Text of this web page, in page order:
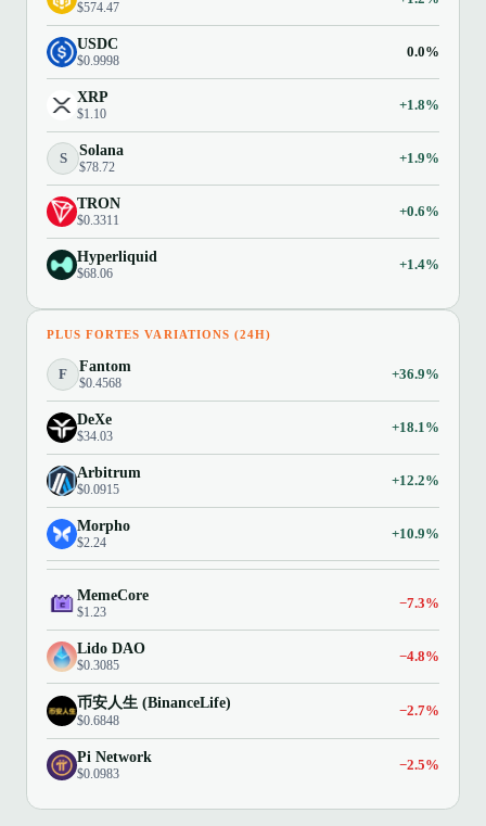
$574.47
USDC
$0.9998
0.0%
XRP
$1.10
+1.8%
S Solana
$78.72
+1.9%
TRON
$0.3311
+0.6%
Hyperliquid
$68.06
+1.4%
PLUS FORTES VARIATIONS (24H)
F Fantom
$0.4568
+36.9%
DeXe
$34.03
+18.1%
Arbitrum
$0.0915
+12.2%
Morpho
$2.24
+10.9%
MemeCore
$1.23
−7.3%
Lido DAO
$0.3085
−4.8%
币安人生 (BinanceLife)
$0.6848
−2.7%
Pi Network
$0.0983
−2.5%